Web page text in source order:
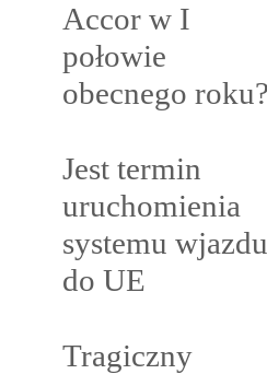
Accor w I
połowie
obecnego
Jest termin
uruchomienia
systemu wjazdu
do UE
Tragiczny